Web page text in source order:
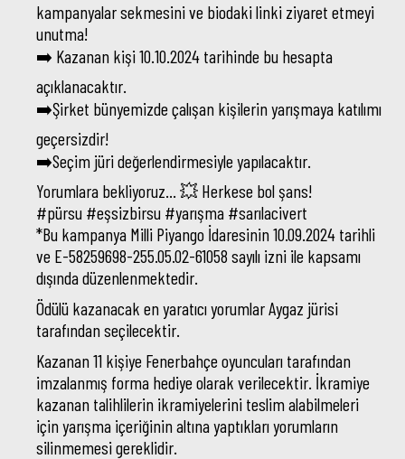
kampanyalar sekmesini ve biodaki linki ziyaret etmeyi
unutma!
➡️ Kazanan kişi 10.10.2024 tarihinde bu hesapta
açıklanacaktır.
➡️Şirket bünyemizde çalışan kişilerin yarışmaya katılımı
geçersizdir!
➡️Seçim jüri değerlendirmesiyle yapılacaktır.
Yorumlara bekliyoruz… 💥 Herkese bol şans!
#pürsu #eşsizbirsu #yarışma #sarılacivert
*Bu kampanya Milli Piyango İdaresinin 10.09.2024 tarihli
ve E-58259698-255.05.02-61058 sayılı izni ile kapsamı
dışında düzenlenmektedir.
Ödülü kazanacak en yaratıcı yorumlar Aygaz jürisi
tarafından seçilecektir.
Kazanan 11 kişiye Fenerbahçe oyuncuları tarafından
imzalanmış forma hediye olarak verilecektir. İkramiye
kazanan talihlilerin ikramiyelerini teslim alabilmeleri
için yarışma içeriğinin altına yaptıkları yorumların
silinmemesi gereklidir.